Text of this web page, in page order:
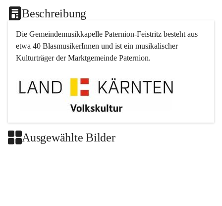
Beschreibung
Die Gemeindemusikkapelle Paternion-Feistritz besteht aus
etwa 40 BlasmusikerInnen und ist ein musikalischer
Kulturträger der Marktgemeinde Paternion.
Ausgewählte Bilder